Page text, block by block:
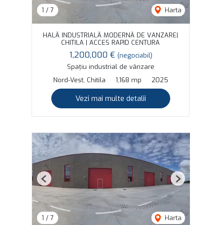
1 / 7 Harta
HALĂ INDUSTRIALĂ MODERNĂ DE VANZARE|
CHITILA | ACCES RAPID CENTURA
1,200,000 € (negociabil)
Spațiu industrial de vânzare
Nord-Vest, Chitila
1,168 mp 2025
Vezi mai multe detalii
1 / 7 Harta
Previous Next